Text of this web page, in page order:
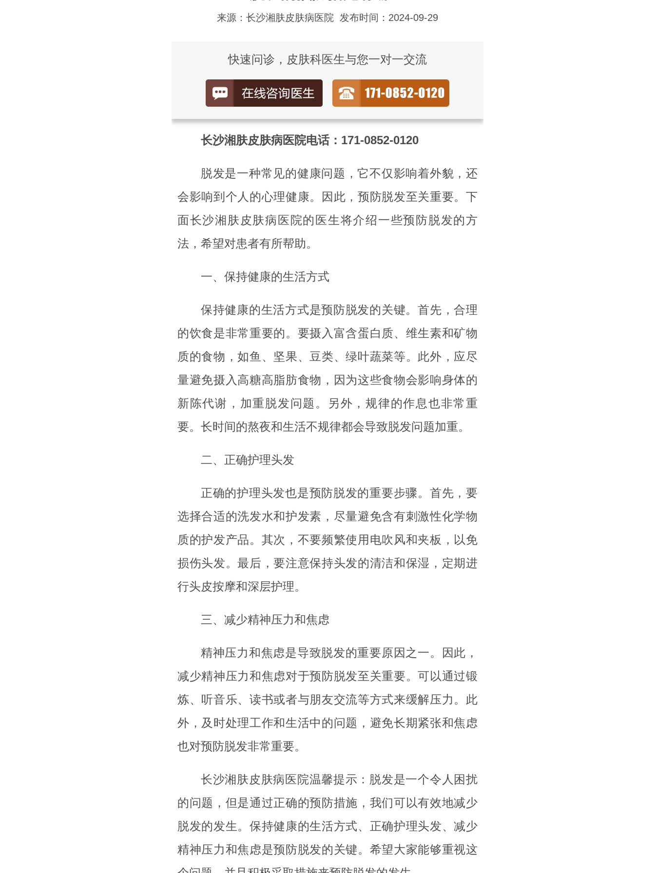
来源：长沙湘肤皮肤病医院 发布时间：2024-09-29
快速问诊，皮肤科医生与您一对一交流
长沙湘肤皮肤病医院电话：171-0852-0120
脱发是一种常见的健康问题，它不仅影响着外貌，还
会影响到个人的心理健康。因此，预防脱发至关重要。下
面长沙湘肤皮肤病医院的医生将介绍一些预防脱发的方
法，希望对患者有所帮助。
一、保持健康的生活方式
保持健康的生活方式是预防脱发的关键。首先，合理
的饮食是非常重要的。要摄入富含蛋白质、维生素和矿物
质的食物，如鱼、坚果、豆类、绿叶蔬菜等。此外，应尽
量避免摄入高糖高脂肪食物，因为这些食物会影响身体的
新陈代谢，加重脱发问题。另外，规律的作息也非常重
要。长时间的熬夜和生活不规律都会导致脱发问题加重。
二、正确护理头发
正确的护理头发也是预防脱发的重要步骤。首先，要
选择合适的洗发水和护发素，尽量避免含有刺激性化学物
质的护发产品。其次，不要频繁使用电吹风和夹板，以免
损伤头发。最后，要注意保持头发的清洁和保湿，定期进
行头皮按摩和深层护理。
三、减少精神压力和焦虑
精神压力和焦虑是导致脱发的重要原因之一。因此，
减少精神压力和焦虑对于预防脱发至关重要。可以通过锻
炼、听音乐、读书或者与朋友交流等方式来缓解压力。此
外，及时处理工作和生活中的问题，避免长期紧张和焦虑
也对预防脱发非常重要。
长沙湘肤皮肤病医院温馨提示：脱发是一个令人困扰
的问题，但是通过正确的预防措施，我们可以有效地减少
脱发的发生。保持健康的生活方式、正确护理头发、减少
精神压力和焦虑是预防脱发的关键。希望大家能够重视这